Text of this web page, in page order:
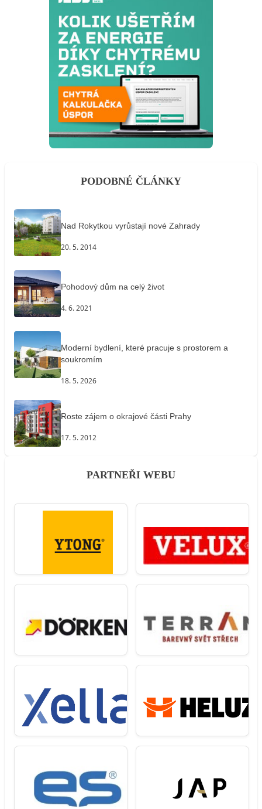
PODOBNÉ ČLÁNKY
Nad Rokytkou vyrůstají nové Zahrady
20. 5. 2014
Pohodový dům na celý život
4. 6. 2021
Moderní bydlení, které pracuje s prostorem a
soukromím
18. 5. 2026
Roste zájem o okrajové části Prahy
17. 5. 2012
PARTNEŘI WEBU